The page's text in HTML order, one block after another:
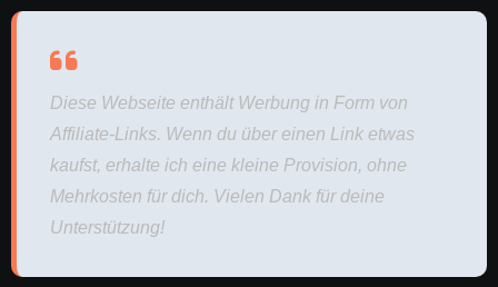
Diese Webseite enthält Werbung in Form von
Affiliate-Links. Wenn du über einen Link etwas
kaufst, erhalte ich eine kleine Provision, ohne
Mehrkosten für dich. Vielen Dank für deine
Unterstützung!